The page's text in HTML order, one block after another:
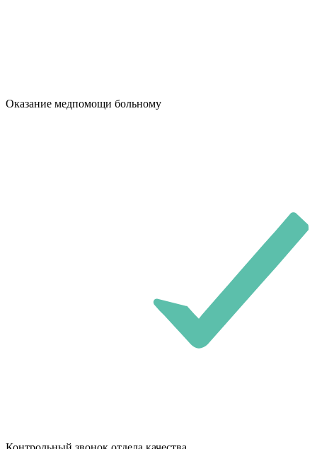
Оказание медпомощи больному